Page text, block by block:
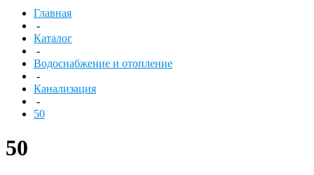
Главная
-
Каталог
-
Водоснабжение и отопление
-
Канализация
-
50
50